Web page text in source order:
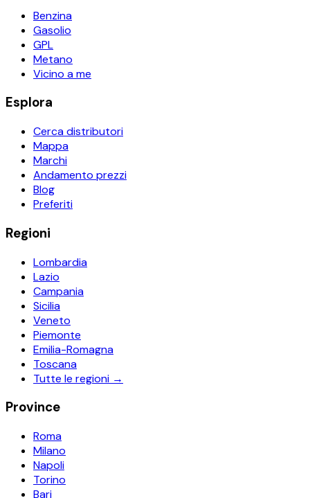
Benzina
Gasolio
GPL
Metano
Vicino a me
Esplora
Cerca distributori
Mappa
Marchi
Andamento prezzi
Blog
Preferiti
Regioni
Lombardia
Lazio
Campania
Sicilia
Veneto
Piemonte
Emilia-Romagna
Toscana
Tutte le regioni →
Province
Roma
Milano
Napoli
Torino
Bari